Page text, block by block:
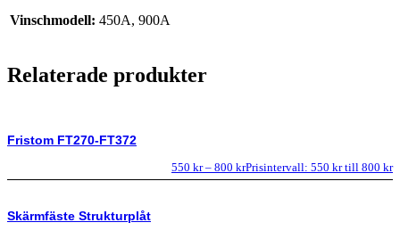
Vinschmodell: 450A, 900A
Relaterade produkter
Fristom FT270-FT372
550 kr – 800 krPrisintervall: 550 kr till 800 kr
Skärmfäste Strukturplåt